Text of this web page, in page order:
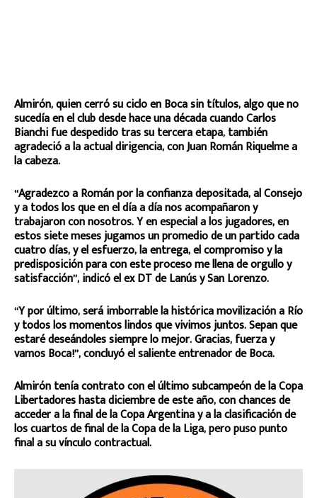
Almirón, quien cerró su ciclo en Boca sin títulos, algo que no
sucedía en el club desde hace una década cuando Carlos
Bianchi fue despedido tras su tercera etapa, también
agradeció a la actual dirigencia, con Juan Román Riquelme a
la cabeza.
“Agradezco a Román por la confianza depositada, al Consejo
y a todos los que en el día a día nos acompañaron y
trabajaron con nosotros. Y en especial a los jugadores, en
estos siete meses jugamos un promedio de un partido cada
cuatro días, y el esfuerzo, la entrega, el compromiso y la
predisposición para con este proceso me llena de orgullo y
satisfacción”, indicó el ex DT de Lanús y San Lorenzo.
“Y por último, será imborrable la histórica movilización a Río
y todos los momentos lindos que vivimos juntos. Sepan que
estaré deseándoles siempre lo mejor. Gracias, fuerza y
vamos Boca!”, concluyó el saliente entrenador de Boca.
Almirón tenía contrato con el último subcampeón de la Copa
Libertadores hasta diciembre de este año, con chances de
acceder a la final de la Copa Argentina y a la clasificación de
los cuartos de final de la Copa de la Liga, pero puso punto
final a su vínculo contractual.